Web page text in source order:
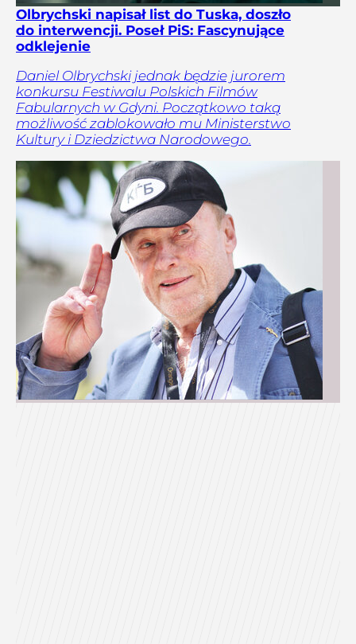
Olbrychski napisał list do Tuska, doszło
do interwencji. Poseł PiS: Fascynujące
odklejenie
Daniel Olbrychski jednak będzie jurorem
konkursu Festiwalu Polskich Filmów
Fabularnych w Gdyni. Początkowo taką
możliwość zablokowało mu Ministerstwo
Kultury i Dziedzictwa Narodowego.